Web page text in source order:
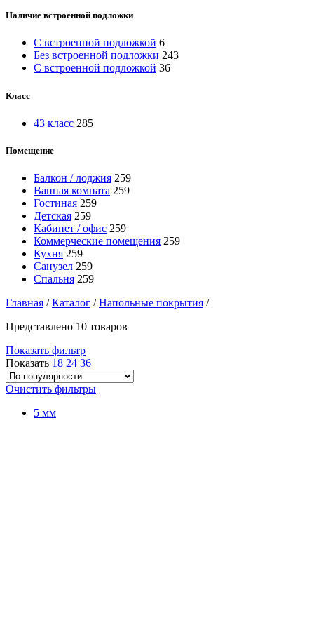
Наличие встроенной подложки
C встроенной подложкой 6
Без встроенной подложки 243
С встроенной подложкой 36
Класс
43 класс 285
Помещение
Балкон / лоджия 259
Ванная комната 259
Гостиная 259
Детская 259
Кабинет / офис 259
Коммерческие помещения 259
Кухня 259
Санузел 259
Спальня 259
Главная /Каталог /Напольные покрытия /
Представлено 10 товаров
Показать фильтр
Показать 18 24 36
Очистить фильтры
5 мм